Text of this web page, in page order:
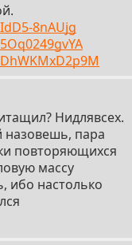
8nAUjg
Нидлявсех.
назовешь, пара
повторяющихся
массу
ибо настолько